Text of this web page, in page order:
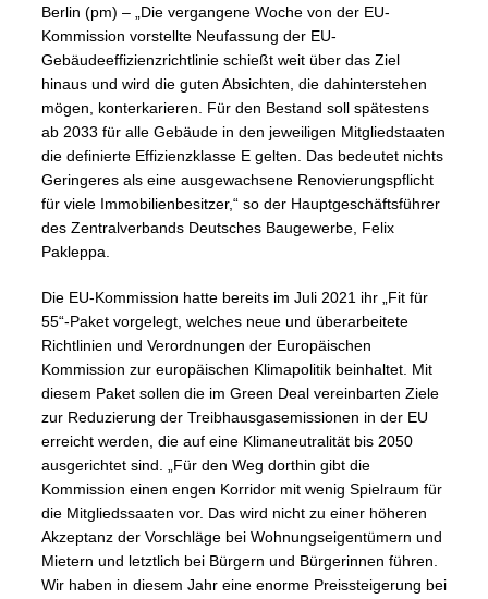
Berlin (pm) – „Die vergangene Woche von der EU-
Kommission vorstellte Neufassung der EU-
Gebäudeeffizienzrichtlinie schießt weit über das Ziel
hinaus und wird die guten Absichten, die dahinterstehen
mögen, konterkarieren. Für den Bestand soll spätestens
ab 2033 für alle Gebäude in den jeweiligen Mitgliedstaaten
die definierte Effizienzklasse E gelten. Das bedeutet nichts
Geringeres als eine ausgewachsene Renovierungspflicht
für viele Immobilienbesitzer,“ so der Hauptgeschäftsführer
des Zentralverbands Deutsches Baugewerbe, Felix
Pakleppa.
Die EU-Kommission hatte bereits im Juli 2021 ihr „Fit für
55“-Paket vorgelegt, welches neue und überarbeitete
Richtlinien und Verordnungen der Europäischen
Kommission zur europäischen Klimapolitik beinhaltet. Mit
diesem Paket sollen die im Green Deal vereinbarten Ziele
zur Reduzierung der Treibhausgasemissionen in der EU
erreicht werden, die auf eine Klimaneutralität bis 2050
ausgerichtet sind. „Für den Weg dorthin gibt die
Kommission einen engen Korridor mit wenig Spielraum für
die Mitgliedssaaten vor. Das wird nicht zu einer höheren
Akzeptanz der Vorschläge bei Wohnungseigentümern und
Mietern und letztlich bei Bürgern und Bürgerinnen führen.
Wir haben in diesem Jahr eine enorme Preissteigerung bei